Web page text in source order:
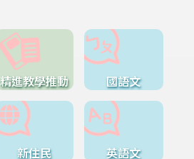
精進教學推動 國語文
新住民 英語文